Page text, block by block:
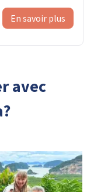
En savoir plus
avec
sentiers